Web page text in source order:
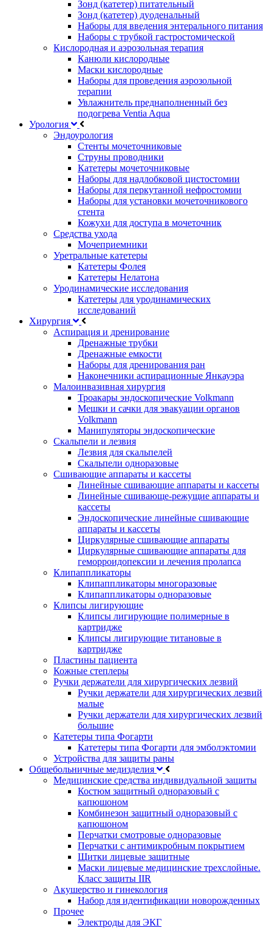
Зонд (катетер) питательный
Зонд (катетер) дуоденальный
Наборы для введения энтерального питания
Наборы с трубкой гастростомической
Кислородная и аэрозольная терапия
Канюли кислородные
Маски кислородные
Наборы для проведения аэрозольной
терапии
Увлажнитель преднаполненный без
подогрева Ventia Aqua
Урология
Эндоурология
Стенты мочеточниковые
Струны проводники
Катетеры мочеточниковые
Наборы для надлобковой цистостомии
Наборы для перкутанной нефростомии
Наборы для установки мочеточникового
стента
Кожухи для доступа в мочеточник
Средства ухода
Мочеприемники
Уретральные катетеры
Катетеры Фолея
Катетеры Нелатона
Уродинамические исследования
Катетеры для уродинамических
исследований
Хирургия
Аспирация и дренирование
Дренажные трубки
Дренажные емкости
Наборы для дренирования ран
Наконечники аспирационные Янкауэра
Малоинвазивная хирургия
Троакары эндоскопические Volkmann
Мешки и сачки для эвакуации органов
Volkmann
Манипуляторы эндоскопические
Скальпели и лезвия
Лезвия для скальпелей
Скальпели одноразовые
Сшивающие аппараты и кассеты
Линейные сшивающие аппараты и кассеты
Линейные сшивающе-режущие аппараты и
кассеты
Эндоскопические линейные сшивающие
аппараты и кассеты
Циркулярные сшивающие аппараты
Циркулярные сшивающие аппараты для
геморроидопексии и лечения пролапса
Клипаппликаторы
Клипаппликаторы многоразовые
Клипаппликаторы одноразовые
Клипсы лигирующие
Клипсы лигирующие полимерные в
картридже
Клипсы лигирующие титановые в
картридже
Пластины пациента
Кожные степлеры
Ручки держатели для хирургических лезвий
Ручки держатели для хирургических лезвий
малые
Ручки держатели для хирургических лезвий
большие
Катетеры типа Фогарти
Катетеры типа Фогарти для эмболэктомии
Устройства для защиты раны
Общебольничные медизделия
Медицинские средства индивидуальной защиты
Костюм защитный одноразовый с
капюшоном
Комбинезон защитный одноразовый с
капюшоном
Перчатки смотровые одноразовые
Перчатки с антимикробным покрытием
Щитки лицевые защитные
Маски лицевые медицинские трехслойные.
Класс защиты IIR
Акушерство и гинекология
Набор для идентификации новорожденных
Прочее
Электроды для ЭКГ